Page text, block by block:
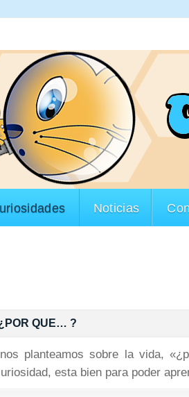
Noticias
QUE… ?
planteamos sobre la vida,
esta bien para poder